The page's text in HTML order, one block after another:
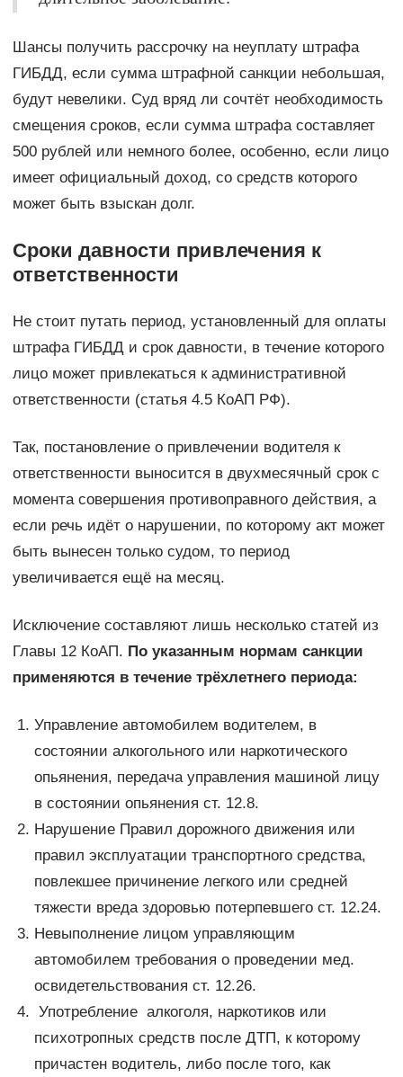
Шансы получить рассрочку на неуплату штрафа
ГИБДД, если сумма штрафной санкции небольшая,
будут невелики. Суд вряд ли сочтёт необходимость
смещения сроков, если сумма штрафа составляет
500 рублей или немного более, особенно, если лицо
имеет официальный доход, со средств которого
может быть взыскан долг.
Сроки давности привлечения к
ответственности
Не стоит путать период, установленный для оплаты
штрафа ГИБДД и срок давности, в течение которого
лицо может привлекаться к административной
ответственности (статья 4.5 КоАП РФ).
Так, постановление о привлечении водителя к
ответственности выносится в двухмесячный срок с
момента совершения противоправного действия, а
если речь идёт о нарушении, по которому акт может
быть вынесен только судом, то период
увеличивается ещё на месяц.
Исключение составляют лишь несколько статей из
Главы 12 КоАП. По указанным нормам санкции
применяются в течение трёхлетнего периода:
Управление автомобилем водителем, в
состоянии алкогольного или наркотического
опьянения, передача управления машиной лицу
в состоянии опьянения ст. 12.8.
Нарушение Правил дорожного движения или
правил эксплуатации транспортного средства,
повлекшее причинение легкого или средней
тяжести вреда здоровью потерпевшего ст. 12.24.
Невыполнение лицом управляющим
автомобилем требования о проведении мед.
освидетельствования ст. 12.26.
Употребление алкоголя, наркотиков или
психотропных средств после ДТП, к которому
причастен водитель, либо после того, как